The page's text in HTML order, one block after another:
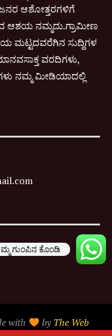
ಜನರ ಆಶೋತ್ತರಗಳಿಗೆ
ಆಶಯ ನಮ್ಮದು.ಗ್ರಾಮೀಣ
ಮಟ್ಟದವರೆಗಿನ ಸುದ್ದಿಗಳ
ವರದಿಗಳು,
ನಮ್ಮ ಮೀಡಿಯಾದಲ್ಲಿ
with byThe Web
ಗುಂಪಿನ ಕೊಂಡಿ